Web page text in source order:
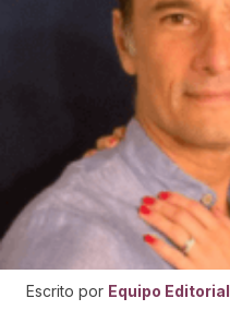
Escrito por Equipo Editorial